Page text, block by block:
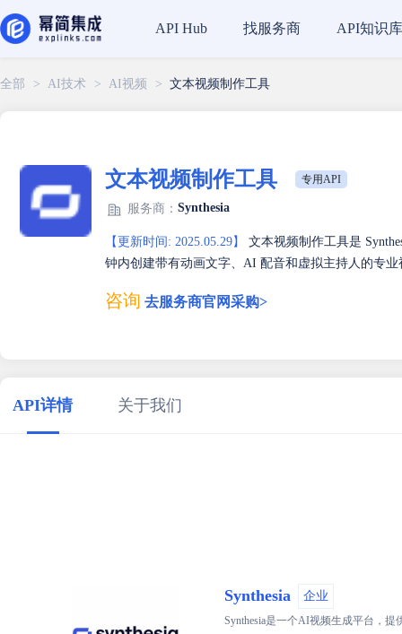
API Hub 找服务商 API知识库
全部 > AI技术 > AI视频 > 文本视频制作工具
文本视频制作工具 专用API
服务商： Synthesia
【更新时间: 2025.05.29】
文本视频制作工具是
钟内创建带有动画文字、AI 配音和虚拟主持人的专
咨询 去服务商官网采购>
API详情 关于我们
Synthesia 企业
Synthesia是一个AI视频生成平台，